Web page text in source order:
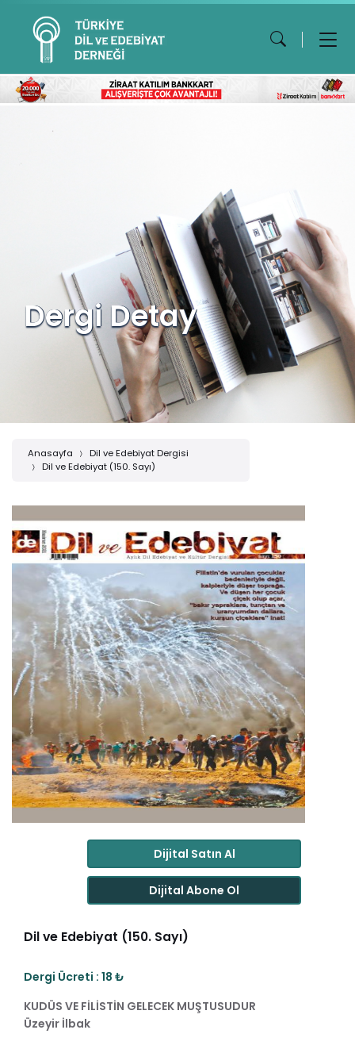
Dergi Detay
Anasayfa
Dil ve Edebiyat Dergisi
Dil ve Edebiyat (150. Sayı)
Dijital Satın Al
Dijital Abone Ol
Dil ve Edebiyat (150. Sayı)
Dergi Ücreti : 18 ₺
KUDÜS VE FİLİSTİN GELECEK MUŞTUSUDUR
Üzeyir İlbak